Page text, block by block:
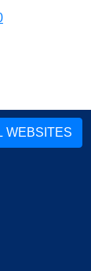
WEBSITES